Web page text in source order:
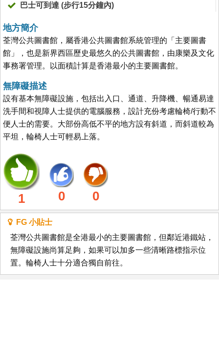
巴士可到達 (步行15分鐘內)
地方簡介
荃灣公共圖書館，屬香港公共圖書館系統管理的「主要圖書
館」，也是新界西區歷史最悠久的公共圖書館，由康樂及文化
事務署管理。以面積計算是香港最小的主要圖書館。
無障礙描述
設有基本無障礙設施，包括出入口、通道、升降機、暢通易達
洗手間和視障人士提供的電腦服務，設計充份考慮輪椅/行動不
便人士的需要。大部份高低不平的地方設有斜道，而斜道較為
平坦，輪椅人士可輕易上落。
1 0 0
FG 小貼士
荃灣公共圖書館是全港最小的主要圖書館，但鄰近港鐵站，
無障礙設施尚算足夠，如果可以加多一些清晰路標指示位
置。輪椅人士十分適合獨自前往。